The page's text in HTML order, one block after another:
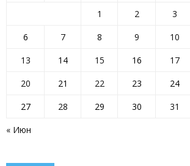
« Июн
1 2 3
6
7 8 9 10
13
14 15 16 17
20
21 22 23 24
27
28 29 30 31